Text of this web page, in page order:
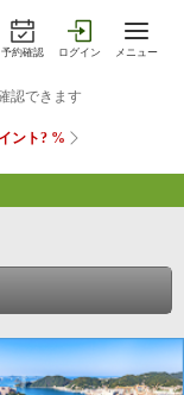
予約確認 ログイン メニュー